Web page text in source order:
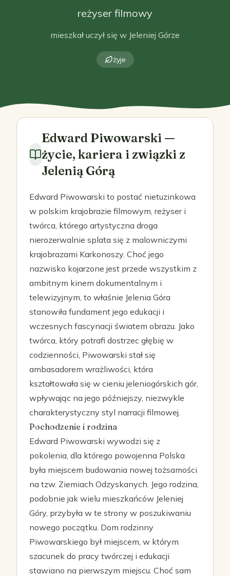
reżyser filmowy
mieszkał uczył się w Jeleniej Górze
żyje
Edward Piwowarski —
życie, kariera i związki z
Jelenią Górą
Edward Piwowarski to postać nietuzinkowa
w polskim krajobrazie filmowym, reżyser i
twórca, którego artystyczna droga
nierozerwalnie splata się z malowniczymi
krajobrazami Karkonoszy. Choć jego
nazwisko kojarzone jest przede wszystkim z
ambitnym kinem dokumentalnym i
telewizyjnym, to właśnie Jelenia Góra
stanowiła fundament jego edukacji i
wczesnych fascynacji światem obrazu. Jako
twórca, który potrafi dostrzec głębię w
codzienności, Piwowarski stał się
ambasadorem wrażliwości, która
kształtowała się w cieniu jeleniogórskich gór,
wpływając na jego późniejszy, niezwykle
charakterystyczny styl narracji filmowej.
Pochodzenie i rodzina
Edward Piwowarski wywodzi się z
pokolenia, dla którego powojenna Polska
była miejscem budowania nowej tożsamości
na tzw. Ziemiach Odzyskanych. Jego rodzina,
podobnie jak wielu mieszkańców Jeleniej
Góry, przybyła w te strony w poszukiwaniu
nowego początku. Dom rodzinny
Piwowarskiego był miejscem, w którym
szacunek do pracy twórczej i edukacji
stawiano na pierwszym miejscu. Choć sam